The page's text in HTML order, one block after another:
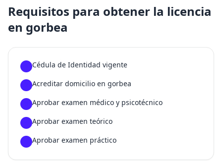
Requisitos para obtener la licencia
en gorbea
Cédula de Identidad vigente
Acreditar domicilio en gorbea
Aprobar examen médico y psicotécnico
Aprobar examen teórico
Aprobar examen práctico